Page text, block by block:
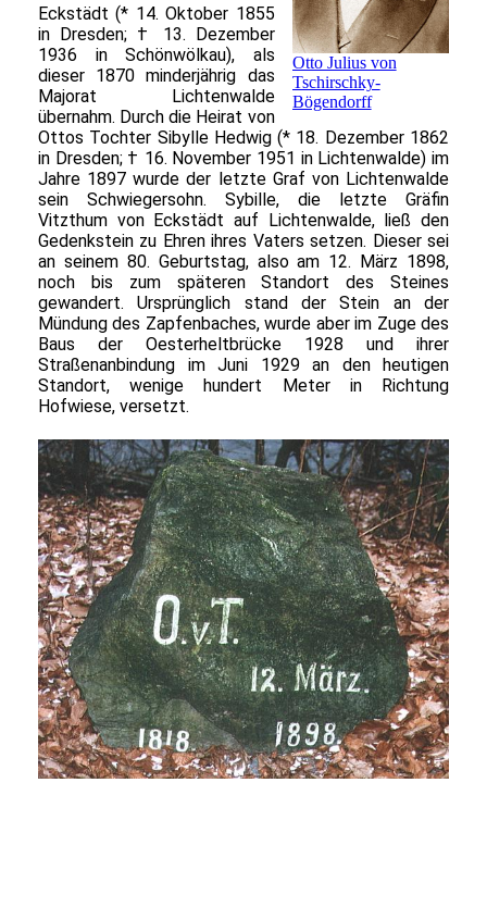
Otto Julius von
Tschirschky-
Bögendorff
Eckstädt (* 14. Oktober 1855
in Dresden; † 13. Dezember
1936 in Schönwölkau), als
dieser 1870 minderjährig das
Majorat Lichtenwalde
übernahm. Durch die Heirat von
Ottos Tochter Sibylle Hedwig (* 18. Dezember 1862
in Dresden; † 16. November 1951 in Lichtenwalde) im
Jahre 1897 wurde der letzte Graf von Lichtenwalde
sein Schwiegersohn. Sybille, die letzte Gräfin
Vitzthum von Eckstädt auf Lichtenwalde, ließ den
Gedenkstein zu Ehren ihres Vaters setzen. Dieser sei
an seinem 80. Geburtstag, also am 12. März 1898,
noch bis zum späteren Standort des Steines
gewandert. Ursprünglich stand der Stein an der
Mündung des Zapfenbaches, wurde aber im Zuge des
Baus der Oesterheltbrücke 1928 und ihrer
Straßenanbindung im Juni 1929 an den heutigen
Standort, wenige hundert Meter in Richtung
Hofwiese, versetzt.